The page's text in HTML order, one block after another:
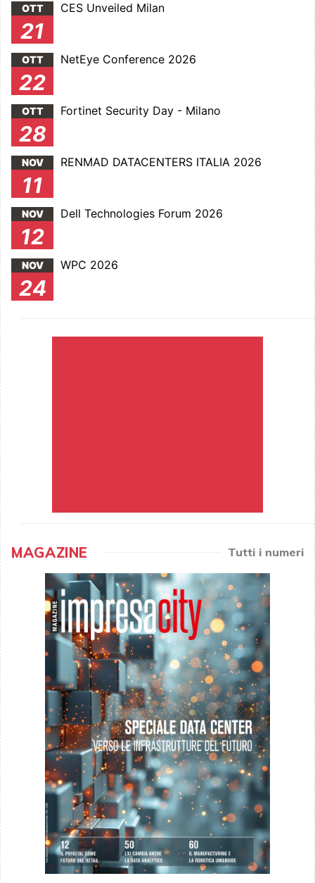
OTT
21
CES Unveiled Milan
OTT
22
NetEye Conference 2026
OTT
28
Fortinet Security Day - Milano
NOV
11
RENMAD DATACENTERS ITALIA 2026
NOV
12
Dell Technologies Forum 2026
NOV
24
WPC 2026
MAGAZINE Tutti i numeri